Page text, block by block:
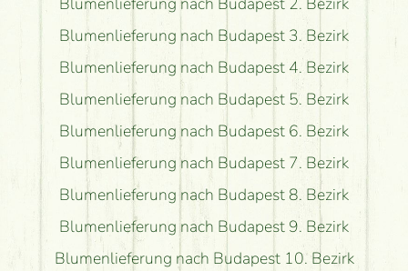
Blumenlieferung nach Budapest 3. Bezirk
Blumenlieferung nach Budapest 4. Bezirk
Blumenlieferung nach Budapest 5. Bezirk
Blumenlieferung nach Budapest 6. Bezirk
Blumenlieferung nach Budapest 7. Bezirk
Blumenlieferung nach Budapest 8. Bezirk
Blumenlieferung nach Budapest 9. Bezirk
Blumenlieferung nach Budapest 10. Bezirk